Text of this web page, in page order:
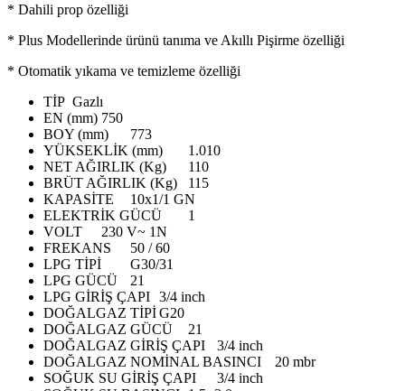
* Dahili prop özelliği
* Plus Modellerinde ürünü tanıma ve Akıllı Pişirme özelliği
* Otomatik yıkama ve temizleme özelliği
TİP Gazlı
EN (mm) 750
BOY (mm)
773
YÜKSEKLİK (mm)
1.010
NET AĞIRLIK (Kg)
110
BRÜT AĞIRLIK (Kg)
115
KAPASİTE
10x1/1 GN
ELEKTRİK GÜCÜ
1
VOLT
230 V~ 1N
FREKANS
50 / 60
LPG TİPİ
G30/31
LPG GÜCÜ
21
LPG GİRİŞ ÇAPI 3/4 inch
DOĞALGAZ TİPİG20
DOĞALGAZ GÜCÜ
21
DOĞALGAZ GİRİŞ ÇAPI
3/4 inch
DOĞALGAZ NOMİNAL BASINCI
20 mbr
SOĞUK SU GİRİŞ ÇAPI
3/4 inch